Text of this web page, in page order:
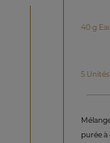
40 g
5
purée à